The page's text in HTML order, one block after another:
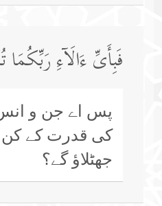
فَبِأَیِّ ءَالَاۤءِ رَبِّكُمَا
پس اے جن و
کی قدرت کے کن
جھٹلاؤ گے؟